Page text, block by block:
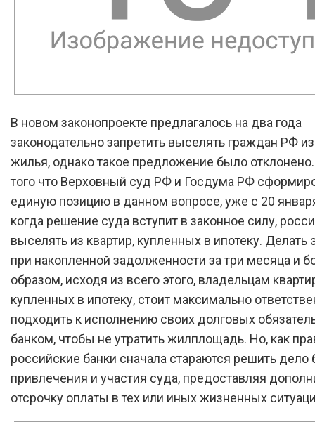
В новом законопроекте предлагалось на два года
законодательно запретить выселять граждан РФ
жилья, однако такое предложение было
того что Верховный суд РФ и Госдума РФ
единую позицию в данном вопросе, уже с 20
когда решение суда вступит в законное силу,
выселять из квартир, купленных в ипотеку. Делать
при накопленной задолженности за три месяца и
образом, исходя из всего этого, владельцам
купленных в ипотеку, стоит максимально
подходить к исполнению своих долговых
банком, чтобы не утратить жилплощадь. Но, как
российские банки сначала стараются решить дело
привлечения и участия суда, предоставляя
отсрочку оплаты в тех или иных жизненных